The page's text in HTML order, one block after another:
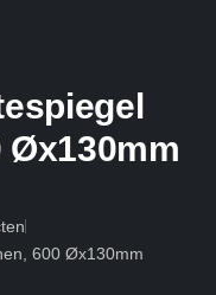
Øx130mm
600 Øx130mm